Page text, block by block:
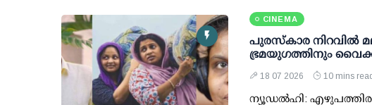
CINEMA
പുരസ്കാര നിറവിൽ
ഭ്രമയുഗത്തിനും
18 07 2026 10 mins read
ന്യൂഡൽഹി: